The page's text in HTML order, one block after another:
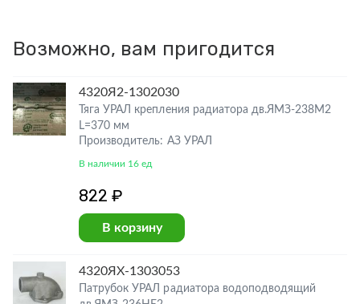
Возможно, вам пригодится
4320Я2-1302030
Тяга УРАЛ крепления радиатора дв.ЯМЗ-238М2
L=370 мм
Производитель: АЗ УРАЛ
В наличии 16 ед
822 ₽
В корзину
4320ЯХ-1303053
Патрубок УРАЛ радиатора водоподводящий